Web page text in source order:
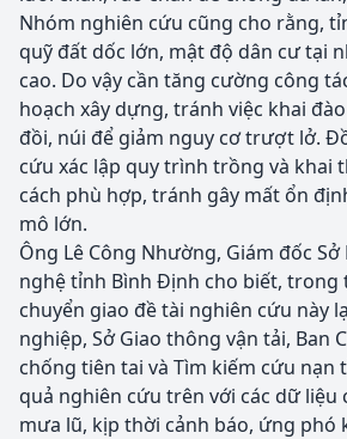
Nhóm nghiên cứu cũng cho rằng,
quỹ đất dốc lớn, mật độ dân cư tại
cao. Do vậy cần tăng cường công
hoạch xây dựng, tránh việc khai
đồi, núi để giảm nguy cơ trượt lở.
cứu xác lập quy trình trồng và khai
cách phù hợp, tránh gây mất ổn
mô lớn.
Ông Lê Công Nhường, Giám đốc Sở
nghệ tỉnh Bình Định cho biết, trong
chuyển giao đề tài nghiên cứu này
nghiệp, Sở Giao thông vận tải, Ban
chống tiên tai và Tìm kiếm cứu nạn
quả nghiên cứu trên với các dữ liệu
mưa lũ, kịp thời cảnh báo, ứng phó